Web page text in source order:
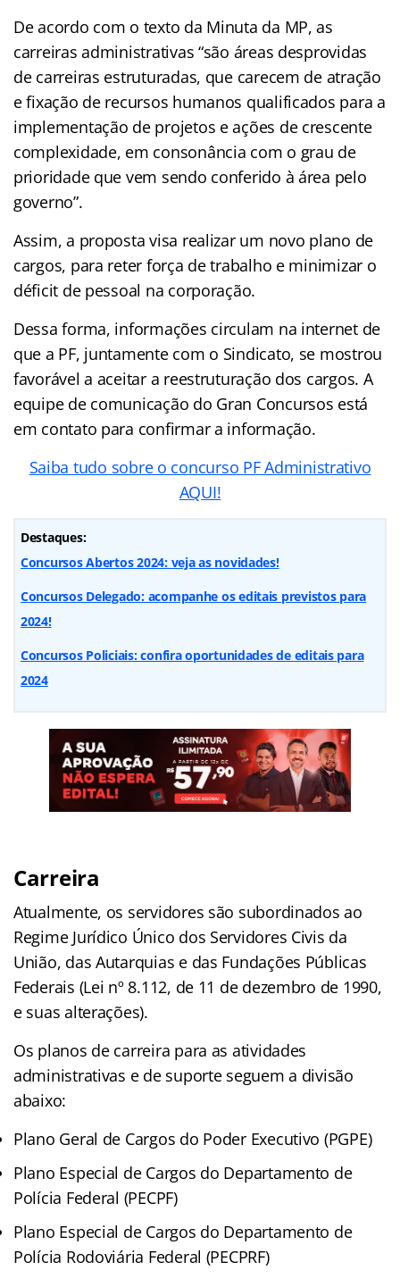
De acordo com o texto da Minuta da MP, as
carreiras administrativas “são áreas desprovidas
de carreiras estruturadas, que carecem de atração
e fixação de recursos humanos qualificados para a
implementação de projetos e ações de crescente
complexidade, em consonância com o grau de
prioridade que vem sendo conferido à área pelo
governo”.
Assim, a proposta visa realizar um novo plano de
cargos, para reter força de trabalho e minimizar o
déficit de pessoal na corporação.
Dessa forma, informações circulam na internet de
que a PF, juntamente com o Sindicato, se mostrou
favorável a aceitar a reestruturação dos cargos. A
equipe de comunicação do Gran Concursos está
em contato para confirmar a informação.
Saiba tudo sobre o concurso PF Administrativo
AQUI!
Destaques:
Concursos Abertos 2024: veja as novidades!
Concursos Delegado: acompanhe os editais previstos para
2024!
Concursos Policiais: confira oportunidades de editais para
2024
Carreira
Atualmente, os servidores são subordinados ao
Regime Jurídico Único dos Servidores Civis da
União, das Autarquias e das Fundações Públicas
Federais (Lei nº 8.112, de 11 de dezembro de 1990,
e suas alterações).
Os planos de carreira para as atividades
administrativas e de suporte seguem a divisão
abaixo:
Plano Geral de Cargos do Poder Executivo (PGPE)
Plano Especial de Cargos do Departamento de
Polícia Federal (PECPF)
Plano Especial de Cargos do Departamento de
Polícia Rodoviária Federal (PECPRF)